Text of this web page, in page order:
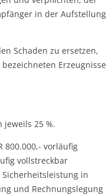
in der Aufstellung
Schaden zu ersetzen,
Erzeugnisse
jeweils 25 %.
800.000,- vorläufig
vollstreckbar
in
und Rechnungslegung